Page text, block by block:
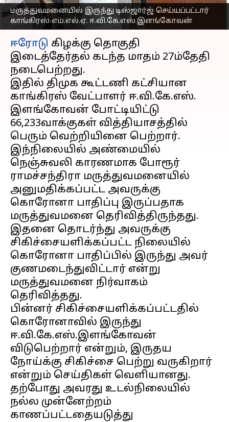
மருத்துவமனையில் இருந்து டிஸ்ஜார்ஜ் செய்யப்பட்டார்
காங்கிரஸ் எம்.எல்.ஏ. ஈ.வி.கே.எஸ்.இளங்கோவன்
செய்தி முன்னோட்டம்
ஈரோடு கிழக்கு தொகுதி
இடைத்தேர்தல் கடந்த மாதம் 27ம்தேதி
நடைபெற்றது.
இதில் திமுக கூட்டணி கட்சியான
காங்கிரஸ் வேட்பாளர் ஈ.வி.கே.எஸ்.
இளங்கோவன் போட்டியிட்டு
66,233வாக்குகள் வித்தியாசத்தில்
பெரும் வெற்றியினை பெற்றார்.
இந்நிலையில் அண்மையில்
நெஞ்சுவலி காரணமாக போரூர்
ராமச்சந்திரா மருத்துவமனையில்
அனுமதிக்கப்பட்ட அவருக்கு
கொரோனா பாதிப்பு இருப்பதாக
மருத்துவமனை தெரிவித்திருந்தது.
இதனை தொடர்ந்து அவருக்கு
சிகிச்சையளிக்கப்பட்ட நிலையில்
கொரோனா பாதிப்பில் இருந்து அவர்
குணமடைந்துவிட்டார் என்று
மருத்துவமனை நிர்வாகம்
தெரிவித்தது.
பின்னர் சிகிச்சையளிக்கப்பட்டதில்
கொரோனாவில் இருந்து
ஈ.வி.கே.எஸ்.இளங்கோவன்
விடுபெற்றார் என்றும், இருதய
நோய்க்கு சிகிச்சை பெற்று வருகிறார்
என்றும் செய்திகள் வெளியானது.
தற்போது அவரது உடல்நிலையில்
நல்ல முன்னேற்றம்
காணப்பட்டதையடுத்து